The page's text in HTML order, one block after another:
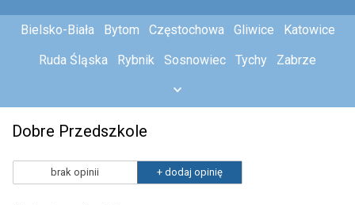
Bielsko-Biała Bytom Częstochowa Gliwice
Katowice
Ruda Śląska
Rybnik Sosnowiec Tychy Zabrze
Dobre Przedszkole
brak opinii + dodaj opinię